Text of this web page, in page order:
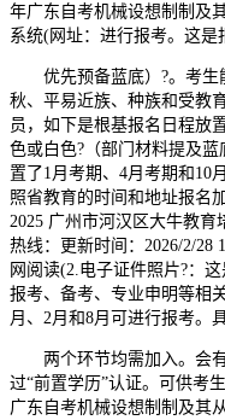
年广东自考机械设想制制及
系统(网址：进行报考。这是
优先预备蓝底）?。考生
秋、平易近族、种族和受教
员，如下是根基报名日程放
色或白色?（部门材料提及
置了1月考期、4月考期和10
照省教育的时间和地址报名
2025 广州市河汉区大牛教育
热线：更新时间：2026/2/28
网阅读(2.电子证件照片?：
报考、备考、专业申明等相
月、2月和8月可进行报考。
两个环节均需加入。会有
过“前置学历”认证。可供考
广东自考机械设想制制及其